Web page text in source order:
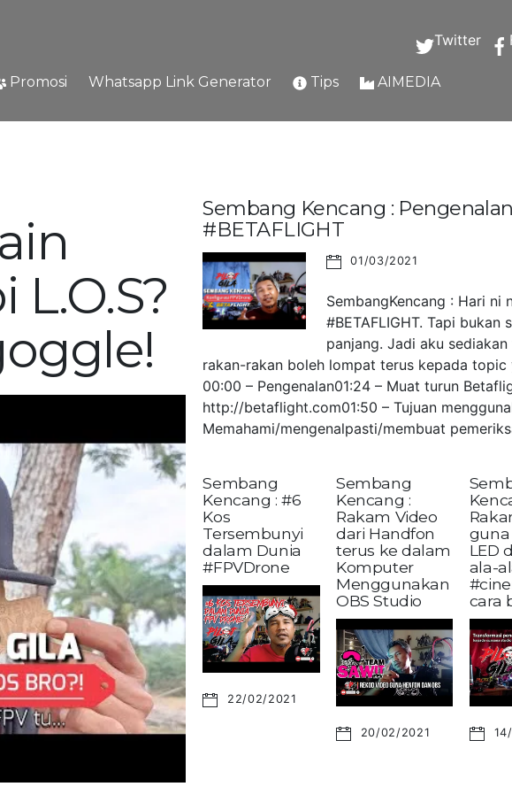
Twitter
Promosi Whatsapp Link Generator Tips AIMEDIA
L.O.S?
Sembang Kencang :
#BETAFLIGHT
01/03/2021
SembangKencang : Hari
#BETAFLIGHT. Tapi
panjang. Jadi aku
rakan-rakan boleh lompat terus kepada topic
00:00 – Pengenalan01:24 – Muat turun
http://betaflight.com01:50 – Tujuan
Memahami/mengenalpasti/membuat
Sembang
Kencang : #6
Kos
Tersembunyi
dalam Dunia
#FPVDrone
22/02/2021
Sembang
Kencang :
Rakam Video
dari Handfon
terus ke dalam
Komputer
Menggunakan
OBS Studio
20/02/2021
LED
ala-
cara